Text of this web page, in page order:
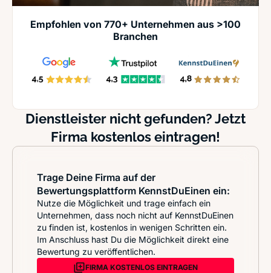
Empfohlen von 770+ Unternehmen aus >100
Branchen
Dienstleister nicht gefunden? Jetzt
Firma kostenlos eintragen!
Trage Deine Firma auf der
Bewertungsplattform KennstDuEinen ein:
Nutze die Möglichkeit und trage einfach ein
Unternehmen, dass noch nicht auf KennstDuEinen
zu finden ist, kostenlos in wenigen Schritten ein.
Im Anschluss hast Du die Möglichkeit direkt eine
Bewertung zu veröffentlichen.
FIRMA KOSTENLOS EINTRAGEN